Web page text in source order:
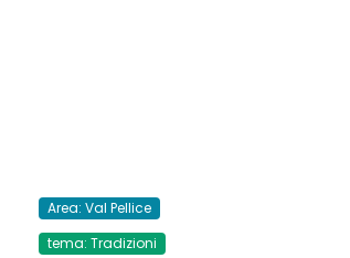
Area: Val Pellice
tema: Tradizioni